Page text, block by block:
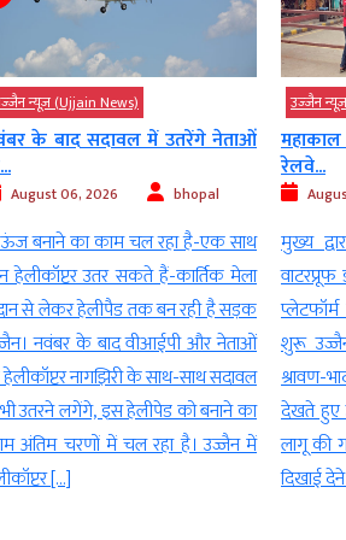
न्यूज़ (Ujjain News)
की राह आसान करने के लिए
August 06, 2026 bhopal
द्वार के बाहर 1200 क्षमता वाला
डोम बना यात्रियों का इंतजार केंद्र-
की भीड़ घटी-सिंहस्थ का ट्रायल
उज्जैन। महाकाल के दर्शन के लिए
भादौ में उमड़ रही रिकॉर्ड भीड़ को
हुए उज्जैन रेलवे स्टेशन पर पहली बार
की गई वन-वे यात्री व्यवस्था जमीन पर
देने लगी है। स्टेशन के […]
उज्‍जैन
ई-
गड़बड़ी
उज्जैन।
साबित
की
निलंबित
के साथ